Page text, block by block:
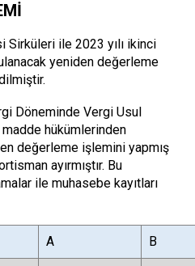
Sirküleri ile 2023 yılı ikinci
yeniden değerleme
Döneminde Vergi Usul
madde hükümlerinden
değerleme işlemini yapmış
ayırmıştır. Bu
ile muhasebe kayıtları
A B